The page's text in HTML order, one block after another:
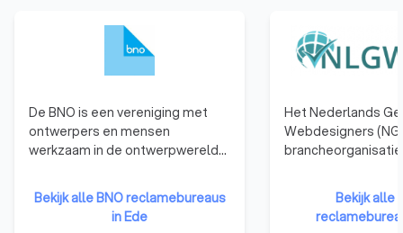
De BNO is een vereniging met
ontwerpers en mensen
werkzaam in de ontwerpwereld
vertegenwoordigt en versterkt
ontwerpers in Nederland.
Bekijk alle BNO reclamebureaus
in Ede
Het Nederlands
Webdesigners
die zijn
hebben namelijk
de nodige kennis,
Bekijk alle